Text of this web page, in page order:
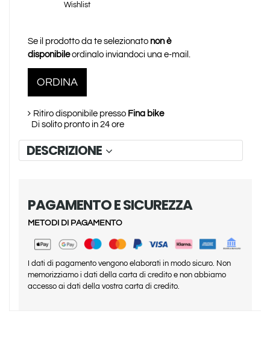
Wishlist
Se il prodotto da te selezionato non è
disponibileordinalo inviandoci una e-mail.
ORDINA
Ritiro disponibile presso Fina bike
Di solito pronto in 24 ore
DESCRIZIONE
PAGAMENTO E SICUREZZA
METODI DI PAGAMENTO
I dati di pagamento vengono elaborati in modo sicuro. Non
memorizziamo i dati della carta di credito e non abbiamo
accesso ai dati della vostra carta di credito.